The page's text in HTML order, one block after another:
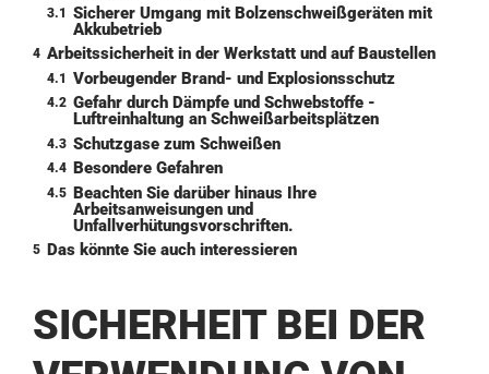
3.1 Sicherer Umgang mit Bolzenschweißgeräten mit
Akkubetrieb
4 Arbeitssicherheit in der Werkstatt und auf Baustellen
4.1 Vorbeugender Brand- und Explosionsschutz
4.2 Gefahr durch Dämpfe und Schwebstoffe -
Luftreinhaltung an Schweißarbeitsplätzen
4.3 Schutzgase zum Schweißen
4.4 Besondere Gefahren
4.5 Beachten Sie darüber hinaus Ihre
Arbeitsanweisungen und
Unfallverhütungsvorschriften.
5 Das könnte Sie auch interessieren
SICHERHEIT BEI DER